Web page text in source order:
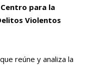
Centro para la
Violentos
reúne y analiza la